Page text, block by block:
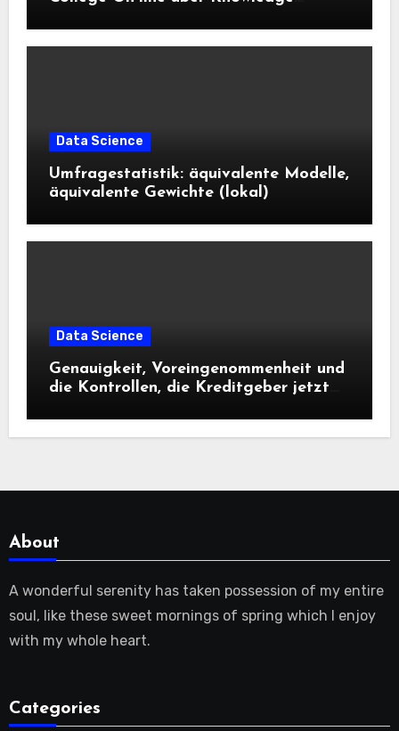
Data Science
Umfragestatistik: äquivalente Modelle,
äquivalente Gewichte (lokal)
Data Science
Genauigkeit, Voreingenommenheit und
die Kontrollen, die Kreditgeber jetzt
About
A wonderful serenity has taken possession of my entire
soul, like these sweet mornings of spring which I enjoy
with my whole heart.
Categories